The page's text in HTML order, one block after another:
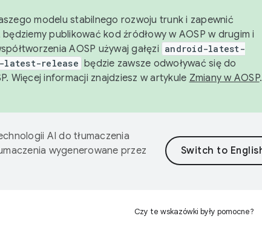
modelu stabilnego rozwoju trunk i zapewnić
publikować kod źródłowy w AOSP w drugim i
AOSP używaj gałęzi android-latest-
latest-release będzie zawsze odwoływać się do
Więcej informacji znajdziesz w artykule Zmiany w AOSP.
AI do tłumaczenia
wygenerowane przez
Czy te wskazówki były pomocne?